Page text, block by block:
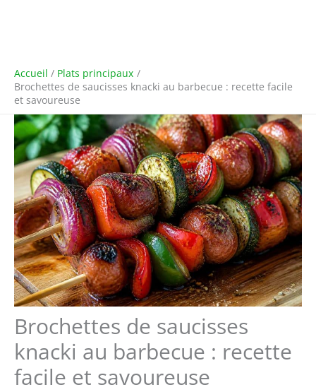
Accueil
Plats principaux
Brochettes de saucisses knacki au barbecue : recette facile
et savoureuse
Brochettes de saucisses
knacki au barbecue : recette
facile et savoureuse